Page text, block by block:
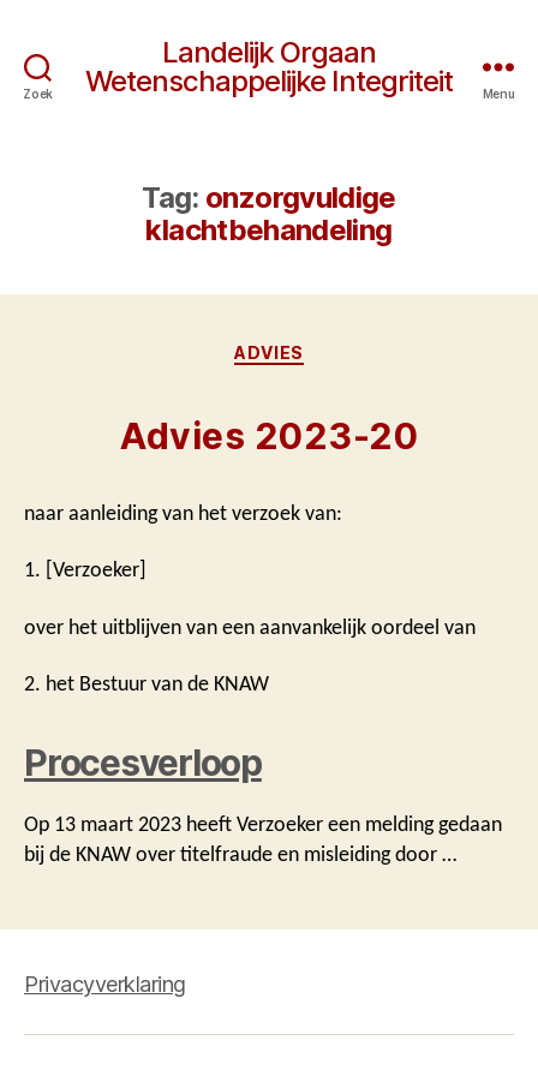
Zoek
Landelijk Orgaan
Wetenschappelijke Integriteit
Menu
Tag: onzorgvuldige
klachtbehandeling
Categorieën
ADVIES
Advies 2023-20
naar aanleiding van het verzoek van:
1. [Verzoeker]
over het uitblijven van een aanvankelijk oordeel van
2. het Bestuur van de KNAW
Procesverloop
Op 13 maart 2023 heeft Verzoeker een melding gedaan
bij de KNAW over titelfraude en misleiding door …
Privacyverklaring